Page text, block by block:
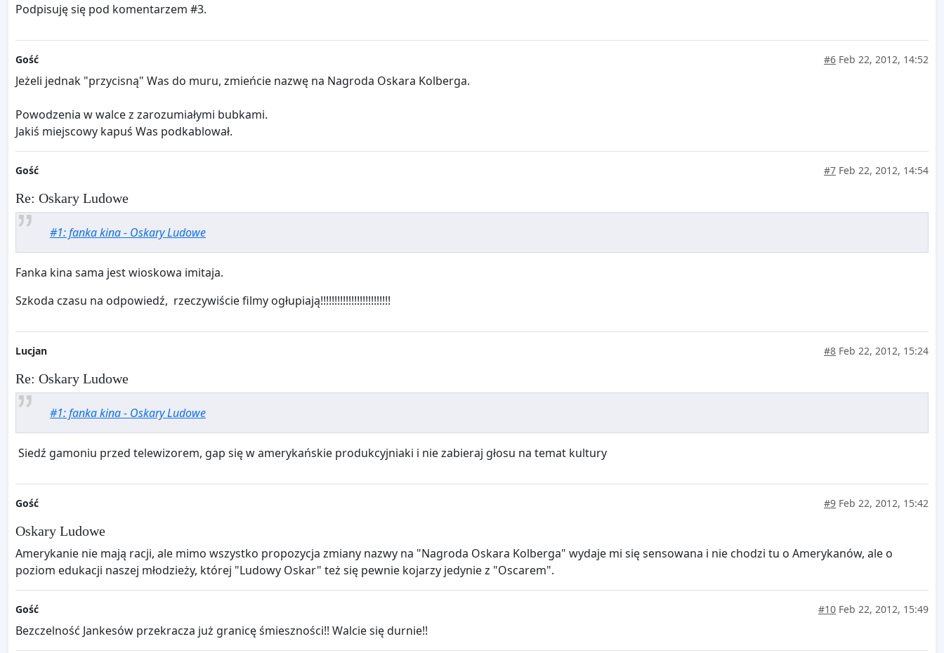
Podpisuję się pod komentarzem #3.
Gość #6 Feb 22, 2012, 14:52
Jeżeli jednak "przycisną" Was do muru, zmieńcie nazwę na Nagroda Oskara Kolberga.
Powodzenia w walce z zarozumiałymi bubkami.
Jakiś miejscowy kapuś Was podkablował.
Gość #7 Feb 22, 2012, 14:54
Re: Oskary Ludowe
#1: fanka kina - Oskary Ludowe
Fanka kina sama jest wioskowa imitaja.
Szkoda czasu na odpowiedź, rzeczywiście filmy ogłupiają!!!!!!!!!!!!!!!!!!!!!!!!!
Lucjan #8 Feb 22, 2012, 15:24
Re: Oskary Ludowe
#1: fanka kina - Oskary Ludowe
Siedź gamoniu przed telewizorem, gap się w amerykańskie produkcyjniaki i nie zabieraj głosu na temat kultury
Gość #9 Feb 22, 2012, 15:42
Oskary Ludowe
Amerykanie nie mają racji, ale mimo wszystko propozycja zmiany nazwy na "Nagroda Oskara Kolberga" wydaje mi się sensowana i nie chodzi tu o Amerykanów, ale o
poziom edukacji naszej młodzieży, której "Ludowy Oskar" też się pewnie kojarzy jedynie z "Oscarem".
Gość #10 Feb 22, 2012, 15:49
Bezczelność Jankesów przekracza już granicę śmieszności!! Walcie się durnie!!